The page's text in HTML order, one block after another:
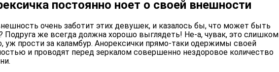
постоянно ноет о своей внешности
очень заботит этих девушек, и казалось бы, что может быть
Подруга же всегда должна хорошо выглядеть! Не-а, чувак, это слишком
уж прости за каламбур. Анорексички прямо-таки одержимы своей
и проводят перед зеркалом совершенно нездоровое количество